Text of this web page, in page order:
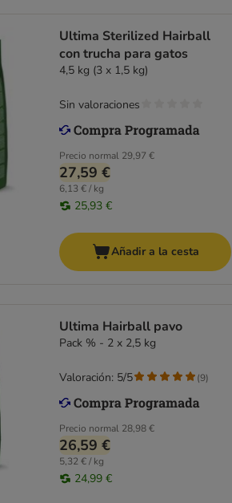
Ultima Sterilized Hairball
con trucha para gatos
4,5 kg (3 x 1,5 kg)
Precio normal 29,97 €
27,59 €
6,13 € / kg
25,93 €
Sin valoraciones
Añadir a la cesta
Ultima Hairball pavo
Pack % - 2 x 2,5 kg
Precio normal 28,98 €
26,59 €
5,32 € / kg
24,99 €
Valoración: 5/5 (9)